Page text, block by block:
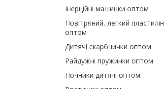
Інерційні машинки оптом
Повітряний, легкий пластилін
оптом
Дитячі скарбнички оптом
Райдужні пружинки оптом
Ночники дитячі оптом